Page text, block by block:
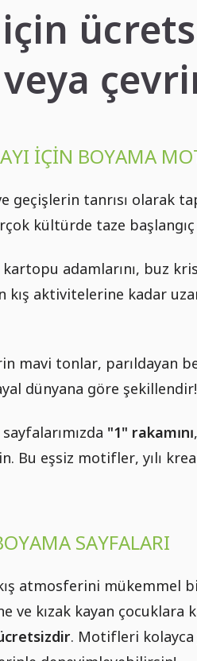
IÇIN BOYAMA
geçişlerin tanrısı olarak
kültürde taze
kartopu adamlarını, buz
kış aktivitelerine kadar
mavi tonlar, parıldayan
dünyana göre şekillendir!
"1" rakamını
Bu eşsiz motifler, yılı
SAYFALARI
atmosferini mükemmel
ve kızak kayan
. Motifleri kolayca